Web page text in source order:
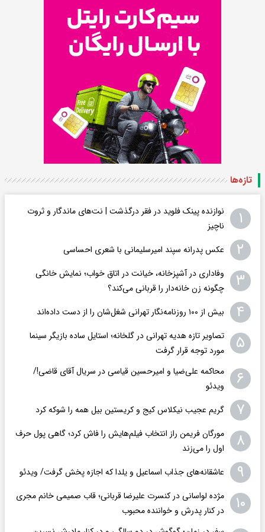
تازه‌ها
۱
نوازنده پینک فلوید در فقر درگذشت | نت‌های ماندگار و ثروت
ناچیز
۲ عکس پدرانه سپند امیرسلیمانی با شعری احساسی
۳
وفاداری در آشپزخانه، خیانت در اتاق خواب؛ نمایش خانگی
چگونه زن خانه‌دار را قربانی می‌کند؟
۴ بیش از ۱۰۰ روزنامه‌نگار تهرانی شغل‌شان را از دست داده‌اند
۵
تصاویر تازه هدیه تهرانی در گلخانه؛ استایل ساده بازیگر سینما
مورد توجه قرار گرفت
۶
محاکمه علی‌ضیا و امیرحسین قیاسی در سریال آقای قاضی!/
ویدئو
۷ گریم عجیب نیکلاس کیج و کریستین بیل همه را شوکه کرد
۸
مورگان فریمن راز انتخاب فیلم‌هایش را فاش کرد؛ گاهی پول حرف
اول را می‌زند
۹ عاشقانه‌های جذاب اسماعیل و یلدا که اجازه پخش گرفت/ ویدئو
۱۰
مژده لواسانی در کنسرت علیرضا قربانی؛ قاب صمیمی خانم مجری
در کنار پدرش و خواننده محبوب